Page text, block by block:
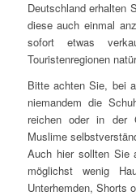
Deutschland erhalten
diese auch einmal
sofort etwas
Touristenregionen
Bitte achten Sie, bei
niemandem die
reichen oder in der
Muslime
Auch hier sollten Sie
möglichst wenig
Unterhemden, Shorts